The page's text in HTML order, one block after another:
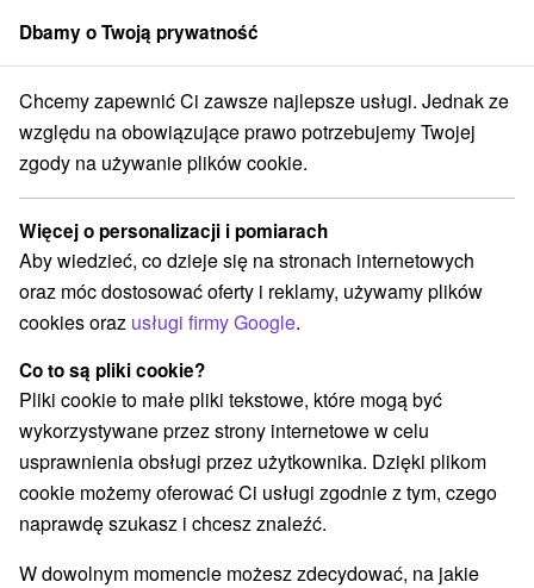
członek grupySorger
Specjalne oferty na Słowacji Belianske Tatry
Specjalne oferty na Słowacji
Belianske Tatry
Kategorie
Wszystkie kategorie
Pobyty z rabatem
Wellness pobyty(5) Wyjazdy weekendowe
Romantyczne wypady(3) Pobyty dla seniorów(2)
Wakacje rodzinne(5)
Wybierz lokalizację lub datę
Najlepiej sprzedające
Dbamy o Twoją prywatność
Chcemy zapewnić Ci zawsze najlepsze usługi. Jednak ze
względu na obowiązujące prawo potrzebujemy Twojej
zgody na używanie plików cookie.
Więcej o personalizacji i pomiarach
Aby wiedzieć, co dzieje się na stronach internetowych
oraz móc dostosować oferty i reklamy, używamy plików
cookies oraz usługi firmy Google.
Co to są pliki cookie?
Pliki cookie to małe pliki tekstowe, które mogą być
wykorzystywane przez strony internetowe w celu
usprawnienia obsługi przez użytkownika. Dzięki plikom
cookie możemy oferować Ci usługi zgodnie z tym, czego
naprawdę szukasz i chcesz znaleźć.
W dowolnym momencie możesz zdecydować, na jakie